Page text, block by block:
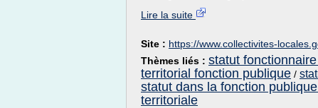
Lire la suite
Site : https://www.collectivites-
Thèmes liés : statut
territorial fonction publique /
statut dans la fonction
territoriale